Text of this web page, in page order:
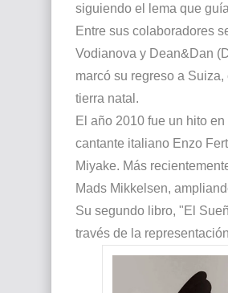
siguiendo el lema que
Entre sus colaboradores
Vodianova y Dean&Dan
marcó su regreso a
tierra natal.
El año 2010 fue un hito
cantante italiano Enzo
Miyake. Más
Mads Mikkelsen,
Su segundo libro, "El
través de la